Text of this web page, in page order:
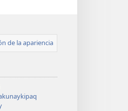
de la apariencia